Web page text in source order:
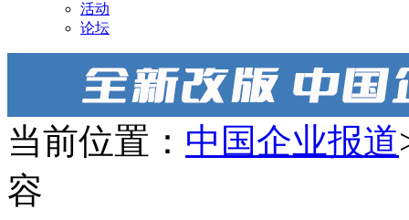
活动
论坛
当前位置： 中国企业报道
容